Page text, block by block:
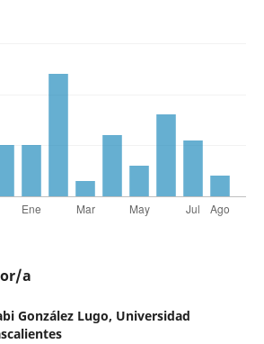
a
González Lugo, Universidad